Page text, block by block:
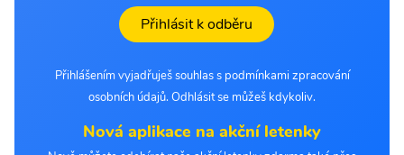
Přihlásit k odběru
Přihlášením vyjadřuješ souhlas s podmínkami zpracování
osobních údajů. Odhlásit se můžeš kdykoliv.
Nová aplikace na akční letenky